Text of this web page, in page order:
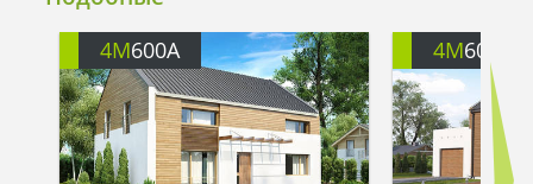
4M600A 4M600G